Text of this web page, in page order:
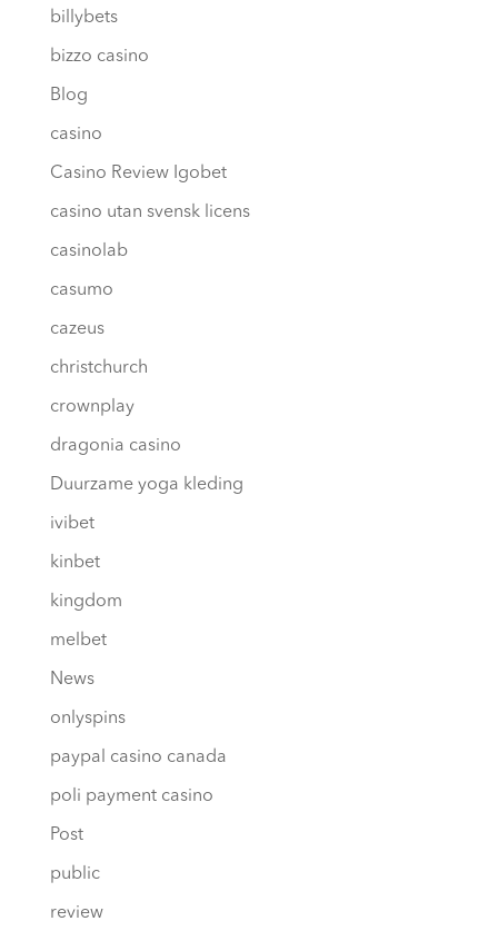
billybets
bizzo casino
Blog
casino
Casino Review Igobet
casino utan svensk licens
casinolab
casumo
cazeus
christchurch
crownplay
dragonia casino
Duurzame yoga kleding
ivibet
kinbet
kingdom
melbet
News
onlyspins
paypal casino canada
poli payment casino
Post
public
review